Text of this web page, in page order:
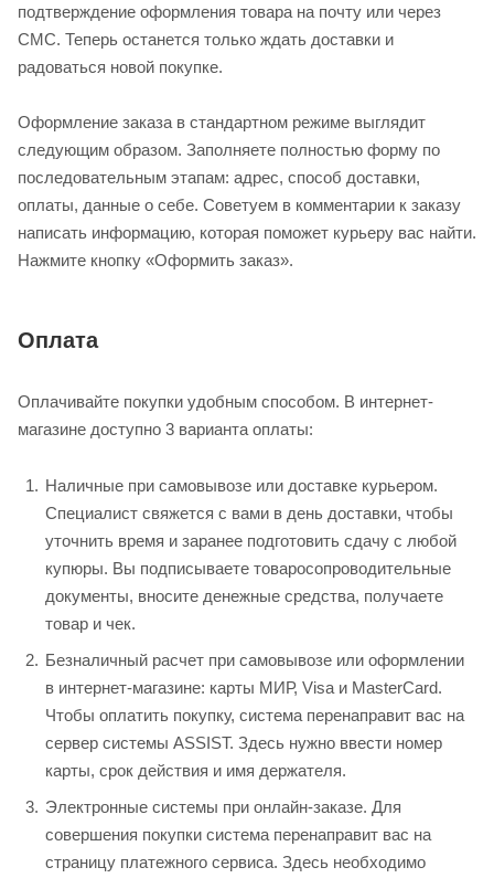
подтверждение оформления товара на почту или через
СМС. Теперь останется только ждать доставки и
радоваться новой покупке.
Оформление заказа в стандартном режиме выглядит
следующим образом. Заполняете полностью форму по
последовательным этапам: адрес, способ доставки,
оплаты, данные о себе. Советуем в комментарии к заказу
написать информацию, которая поможет курьеру вас найти.
Нажмите кнопку «Оформить заказ».
Оплата
Оплачивайте покупки удобным способом. В интернет-
магазине доступно 3 варианта оплаты:
Наличные при самовывозе или доставке курьером.
Специалист свяжется с вами в день доставки, чтобы
уточнить время и заранее подготовить сдачу с любой
купюры. Вы подписываете товаросопроводительные
документы, вносите денежные средства, получаете
товар и чек.
Безналичный расчет при самовывозе или оформлении
в интернет-магазине: карты МИР, Visa и MasterCard.
Чтобы оплатить покупку, система перенаправит вас на
сервер системы ASSIST. Здесь нужно ввести номер
карты, срок действия и имя держателя.
Электронные системы при онлайн-заказе. Для
совершения покупки система перенаправит вас на
страницу платежного сервиса. Здесь необходимо